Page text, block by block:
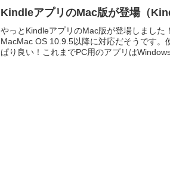
KindleアプリのMac版が登場（
やっとKindleアプリのMac版が登場しまし
MacMac OS 10.9.5以降に対応だそうです。
ぱり良い！これまでPC用のアプリは